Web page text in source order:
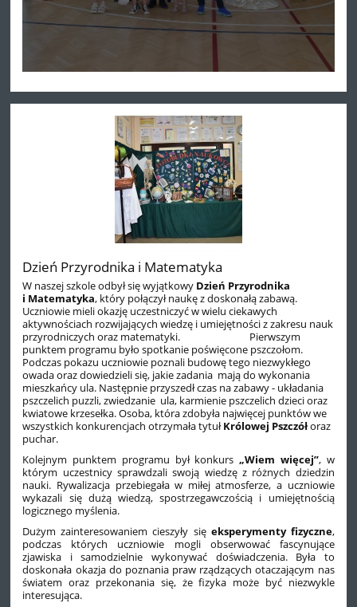
Dzień Przyrodnika i Matematyka
W naszej szkole odbył się wyjątkowy Dzień Przyrodnika
i Matematyka, który połączył naukę z doskonałą zabawą.
Uczniowie mieli okazję uczestniczyć w wielu ciekawych
aktywnościach rozwijających wiedzę i umiejętności z zakresu nauk
przyrodniczych oraz matematyki. Pierwszym
punktem programu było spotkanie poświęcone pszczołom.
Podczas pokazu uczniowie poznali budowę tego niezwykłego
owada oraz dowiedzieli się, jakie zadania mają do wykonania
mieszkańcy ula. Następnie przyszedł czas na zabawy - układania
pszczelich puzzli, zwiedzanie ula, karmienie pszczelich dzieci oraz
kwiatowe krzesełka. Osoba, która zdobyła najwięcej punktów we
wszystkich konkurencjach otrzymała tytułKrólowej Pszczółoraz
puchar.
Kolejnym punktem programu był konkurs„Wiem więcej”, w
którym uczestnicy sprawdzali swoją wiedzę z różnych dziedzin
nauki. Rywalizacja przebiegała w miłej atmosferze, a uczniowie
wykazali się dużą wiedzą, spostrzegawczością i umiejętnością
logicznego myślenia.
Dużym zainteresowaniem cieszyły się eksperymenty fizyczne,
podczas których uczniowie mogli obserwować fascynujące
zjawiska i samodzielnie wykonywać doświadczenia. Była to
doskonała okazja do poznania praw rządzących otaczającym nas
światem oraz przekonania się, że fizyka może być niezwykle
interesująca.